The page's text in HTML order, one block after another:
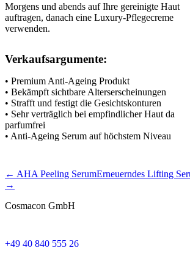
Morgens und abends auf Ihre gereinigte Haut
auftragen, danach eine Luxury-Pflegecreme
verwenden.
Verkaufsargumente:
• Premium Anti-Ageing Produkt
• Bekämpft sichtbare Alterserscheinungen
• Strafft und festigt die Gesichtskonturen
• Sehr verträglich bei empfindlicher Haut da
parfumfrei
• Anti-Ageing Serum auf höchstem Niveau
← AHA Peeling SerumErneuerndes Lifting
→
Cosmacon GmbH
+49 40 840 555 26